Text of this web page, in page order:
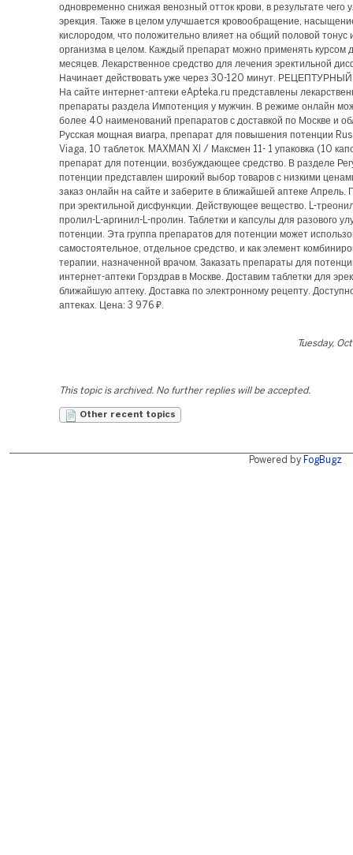
одновременно снижая венозный отток крови, в результате чего
эрекция. Также в целом улучшается кровообращение,
кислородом, что положительно влияет на общий половой тонус
организма в целом. Каждый препарат можно применять курсом
месяцев. Лекарственное средство для лечения эректильной
Начинает действовать уже через 30-120 минут.
На сайте интернет-аптеки еApteka.ru представлены
препараты раздела Импотенция у мужчин. В режиме онлайн
более 40 наименований препаратов с доставкой по Москве и
Русская мощная виагра, препарат для повышения потенции
Viaga, 10 таблеток. MAXMAN XI / Максмен 11- 1 упаковка (10
препарат для потенции, возбуждающее средство. В разделе
потенции представлен широкий выбор товаров с низкими
заказ онлайн на сайте и заберите в ближайшей аптеке Апрель.
при эректильной дисфункции. Действующее вещество. L-
пролил-L-аргинил-L-пролин. Таблетки и капсулы для разового
потенции. Эта группа препаратов для потенции может
самостоятельное, отдельное средство, и как элемент
терапии, назначенной врачом. Заказать препараты для
интернет-аптеки Горздрав в Москве. Доставим таблетки для
ближайшую аптеку. Доставка по электронному рецепту.
аптеках. Цена: 3 976 ₽.
Tuesday,
This topic is archived. No further replies will be accepted.
Other recent topics
Powered by FogBugz